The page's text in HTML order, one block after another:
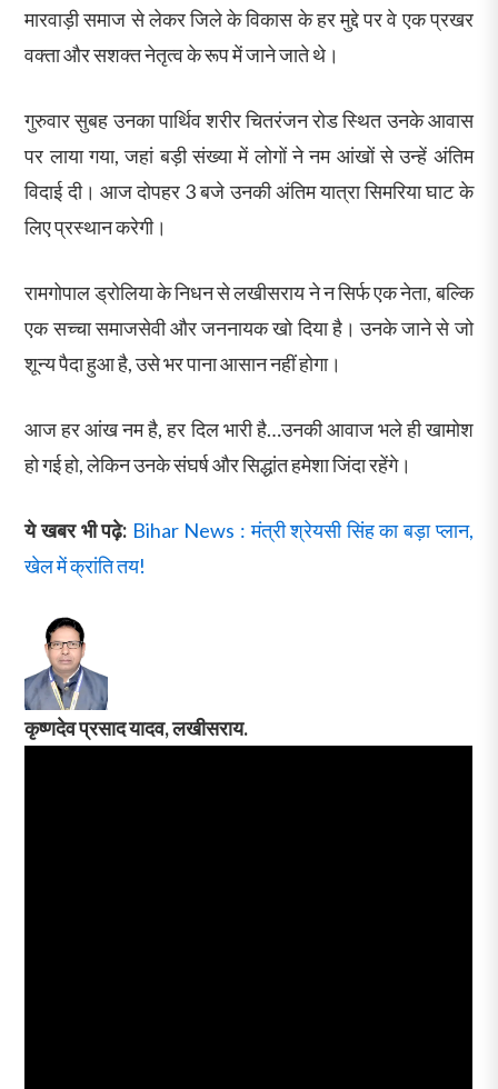
मारवाड़ी समाज से लेकर जिले के विकास के हर मुद्दे पर वे एक प्रखर
वक्ता और सशक्त नेतृत्व के रूप में जाने जाते थे।
गुरुवार सुबह उनका पार्थिव शरीर चितरंजन रोड स्थित उनके आवास
पर लाया गया, जहां बड़ी संख्या में लोगों ने नम आंखों से उन्हें अंतिम
विदाई दी। आज दोपहर 3 बजे उनकी अंतिम यात्रा सिमरिया घाट के
लिए प्रस्थान करेगी।
रामगोपाल ड्रोलिया के निधन से लखीसराय ने न सिर्फ एक नेता, बल्कि
एक सच्चा समाजसेवी और जननायक खो दिया है। उनके जाने से जो
शून्य पैदा हुआ है, उसे भर पाना आसान नहीं होगा।
आज हर आंख नम है, हर दिल भारी है…उनकी आवाज भले ही खामोश
हो गई हो, लेकिन उनके संघर्ष और सिद्धांत हमेशा जिंदा रहेंगे।
ये खबर भी पढ़े: Bihar News : मंत्री श्रेयसी सिंह का बड़ा प्लान,
खेल में क्रांति तय!
कृष्णदेव प्रसाद यादव, लखीसराय.